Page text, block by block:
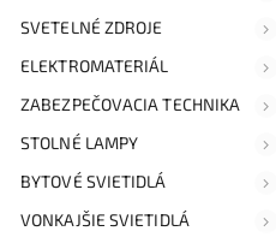
SVETELNÉ ZDROJE
ELEKTROMATERIÁL
ZABEZPEČOVACIA TECHNIKA
STOLNÉ LAMPY
BYTOVÉ SVIETIDLÁ
VONKAJŠIE SVIETIDLÁ